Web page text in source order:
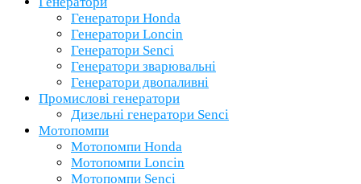
Генератори Honda
Генератори Loncin
Генератори Senci
Генератори зварювальні
Генератори двопаливні
Промислові генератори
Дизельні генератори Senci
Мотопомпи
Мотопомпи Honda
Мотопомпи Loncin
Мотопомпи Senci